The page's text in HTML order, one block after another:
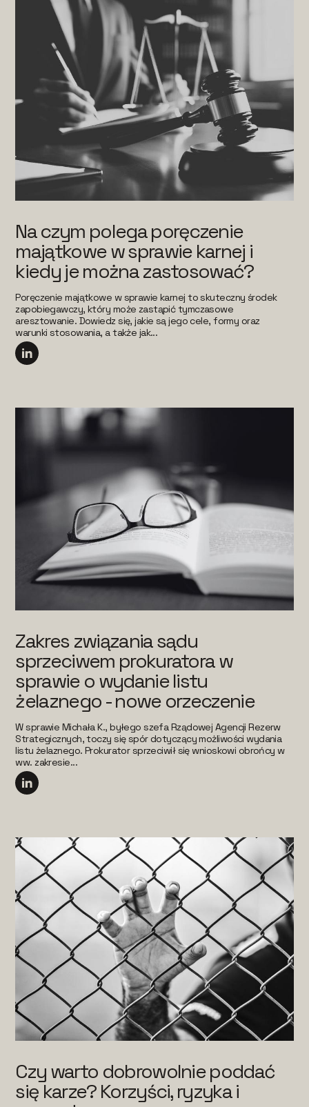
Na czym polega poręczenie
majątkowe w sprawie karnej i
kiedy je można zastosować?
Poręczenie majątkowe w sprawie karnej to skuteczny środek
zapobiegawczy, który może zastąpić tymczasowe
aresztowanie. Dowiedz się, jakie są jego cele, formy oraz
warunki stosowania, a także jak...
Zakres związania sądu
sprzeciwem prokuratora w
sprawie o wydanie listu
żelaznego - nowe orzeczenie
W sprawie Michała K., byłego szefa Rządowej Agencji Rezerw
Strategicznych, toczy się spór dotyczący możliwości wydania
listu żelaznego. Prokurator sprzeciwił się wnioskowi obrońcy w
ww. zakresie...
Czy warto dobrowolnie poddać
się karze? Korzyści, ryzyka i